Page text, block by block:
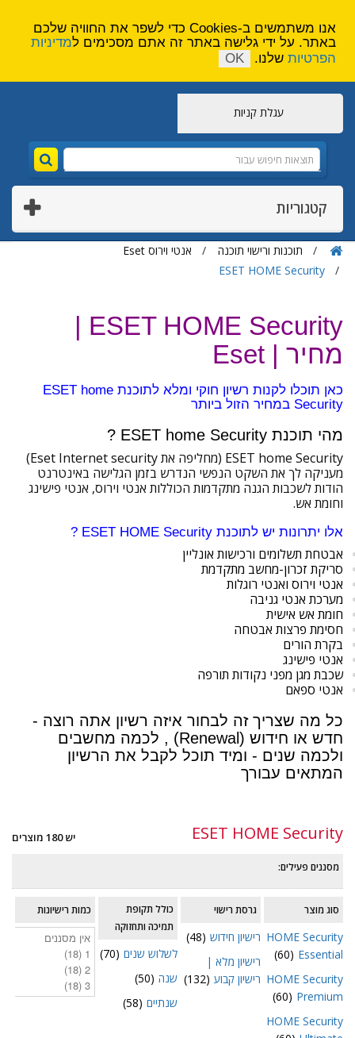
עגלת קניות
קטגוריות
תוכנות ורישוי תוכנה
אנטי וירוס Eset
ESET HOME Security
ESET HOME Security |
מחיר | Eset
כאן תוכלו לקנות רשיון חוקי ומלא לתוכנת ESET home
Security במחיר הזול ביותר
מהי תוכנת ESET home Security ?
ESET home Security (מחליפה את Eset Internet security)
מעניקה לך את השקט הנפשי הנדרש בזמן הגלישה באינטרנט
הודות לשכבות הגנה מתקדמות הכוללות אנטי וירוס, אנטי פישינג
וחומת אש.
אלו יתרונות יש לתוכנת ESET HOME Security ?
אבטחת תשלומים ורכישות אונליין
סריקת זכרון-מחשב מתקדמת
אנטי וירוס ואנטי רוגלות
מערכת אנטי גניבה
חומת אש אישית
חסימת פרצות אבטחה
בקרת הורים
אנטי פישינג
שכבת מגן מפני נקודות תורפה
אנטי ספאם
כל מה שצריך זה לבחור איזה רשיון אתה רוצה -
חדש או חידוש (Renewal) , לכמה מחשבים
ולכמה שנים - ומיד תוכל לקבל את הרשיון
המתאים עבורך
ESET HOME Security יש 180 מוצרים
מסננים פעילים:
סוג מוצר
HOME Security
Essential
(60)
HOME Security
Premium
(60)
HOME Security
גרסת רישוי
רישיון חידוש (48)
רישיון מלא |
רישיון קבוע (132)
כולל תקופת
תמיכה ותחזוקה
לשלוש שנים (70)
שנה (50)
שנתיים (58)
כמות רישיונות
אנו משתמשים ב-Cookies כדי לשפר את החוויה שלכם
באתר. על ידי גלישה באתר זה אתם מסכימים למדיניות
הפרטיות שלנו. OK